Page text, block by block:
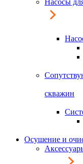
Насосы
скважин
Осушение и